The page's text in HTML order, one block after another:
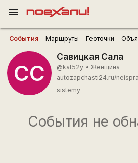
menu
События Маршруты Геоточки
СС
Савицкая Сала
@kat52y • Женщина
autozapchasti24.ru/
sistemy
События не